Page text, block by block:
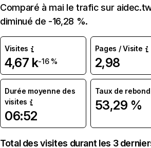
Comparé à mai le trafic sur
diminué de -16,28 %.
Visites
4,67 k-16 %
Pages / Visite
2,98
Durée moyenne des
visites
06:52
Taux de rebond
53,29 %
Total des visites durant les 3